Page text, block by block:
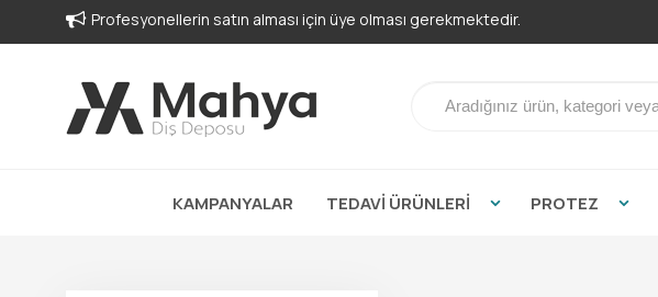
Profesyonellerin satın alması için üye olması gerekmektedir.
KAMPANYALAR TEDAVİ ÜRÜNLERİ PROTEZ